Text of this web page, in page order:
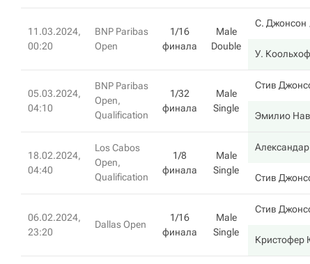
11.03.2024,
00:20
BNP Paribas
Open
1/16
финала
Male
Double
С. Джонсон
У. Коольхоф
05.03.2024,
04:10
BNP Paribas
Open,
Qualification
1/32
финала
Male
Single
Стив
Эмилио
18.02.2024,
04:40
Los Cabos
Open,
Qualification
1/8
финала
Male
Single
Стив
06.02.2024,
23:20
Dallas Open
1/16
финала
Male
Single
Стив
Кристофер